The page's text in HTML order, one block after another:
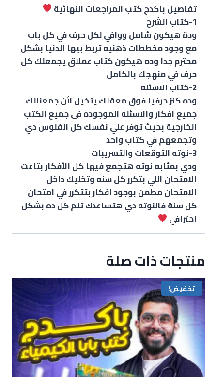
تفاصيل باكدچ كتب المراجعات النهائية
1-كتاب الشرح
ودة هيكون شامل ووافي لكل حرف في كل باب
مع وجود مخططات ذهنيه تربط بيها الدنيا بشكل
محترم جدا وده هيكون كتاب عملاق يجمعلك كل
حرف في منهجك بالكامل
2-كتاب الاسئله
وده كنز حرفيا فوق معقلك يتخيل لأن جمعنالك
جميع افكار والاسئله الموجوده في جميع الكتب
الخارجية بحيث توفر علي نفسك كل الفلوس دي
وتجمعهم في كتاب واحد
3-نوته التوقعات والتسريبات
ودي بمثابه نوته هتجمع فيها كل الأفكار بتاعت
الامتحان اللي بتكرر كل سنه وتخليك داخل
الامتحان مطمن بوجود افكار بتتكرر في امتحان
كل سنة فالنوته دي هتساعدك تلم كل ده بشكل
احترافي
منتجات ذات صلة
تخفيض!